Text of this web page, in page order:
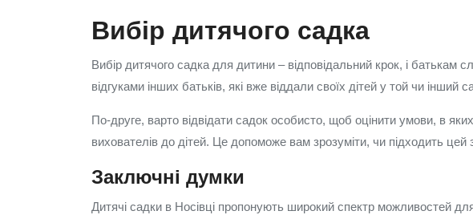
Вибір дитячого садка
Вибір дитячого садка для дитини – відповідальний крок, і батькам
відгуками інших батьків, які вже віддали своїх дітей у той чи
По-друге, варто відвідати садок особисто, щоб оцінити умови, в
вихователів до дітей. Це допоможе вам зрозуміти, чи підходить цей
Заключні думки
Дитячі садки в Носівці пропонують широкий спектр можливостей